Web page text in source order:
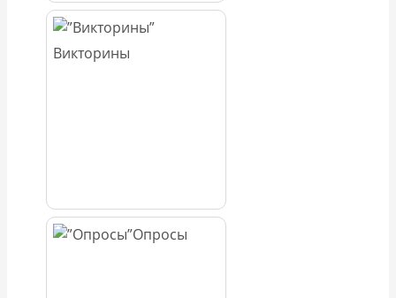
Викторины
Опросы